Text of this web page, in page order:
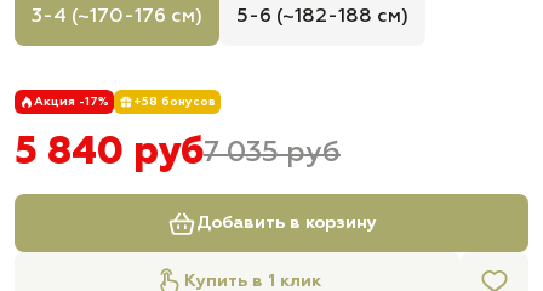
3-4 (~170-176 см) 5-6 (~182-188 см)
Акция -17% +58 бонусов
5 840 руб7 035 руб
Добавить в корзину
Купить в 1 клик